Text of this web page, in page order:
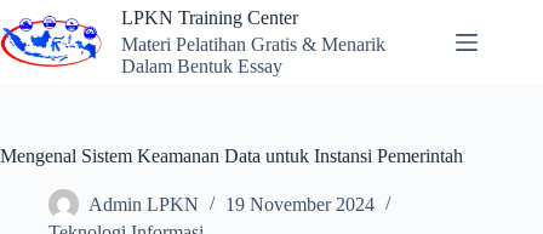
to
content
LPKN Training Center
Materi Pelatihan Gratis & Menarik
Dalam Bentuk Essay
Mengenal Sistem Keamanan Data untuk Instansi Pemerintah
Admin LPKN
19 November 2024